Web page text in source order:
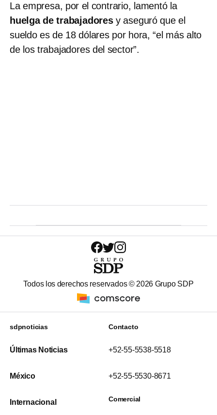
La empresa, por el contrario, lamentó la
huelga de trabajadoresy aseguró que el
sueldo es de 18 dólares por hora, “el más alto
de los trabajadores del sector”.
Todos los derechos reservados © 2026 Grupo SDP
sdpnoticias
Últimas Noticias
México
Internacional
Contacto
+52-55-5538-5518
+52-55-5530-8671
Comercial